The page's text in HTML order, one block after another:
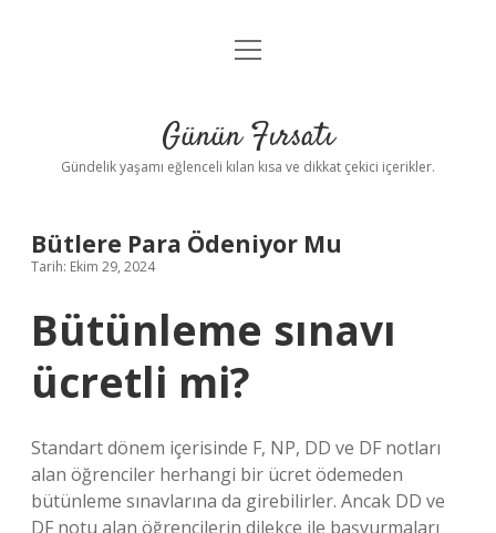
Anasayfa
Yasal Uyarı
menüyü
Günün Fırsatı
Gündelik yaşamı eğlenceli kılan kısa ve dikkat çekici içerikler.
Bütlere Para Ödeniyor Mu
Tarih: Ekim 29, 2024
Bütünleme sınavı
ücretli mi?
Standart dönem içerisinde F, NP, DD ve DF notları
alan öğrenciler herhangi bir ücret ödemeden
bütünleme sınavlarına da girebilirler. Ancak DD ve
DF notu alan öğrencilerin dilekçe ile başvurmaları